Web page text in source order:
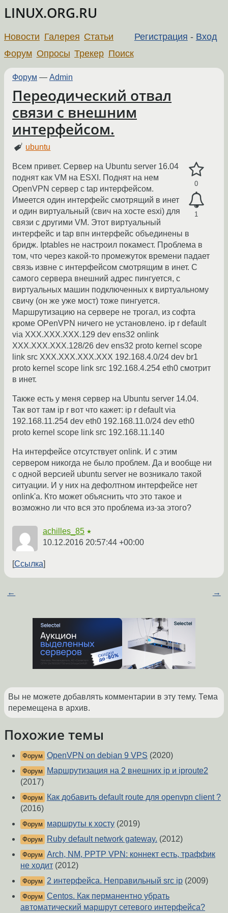
LINUX.ORG.RU
Регистрация - Вход
Новости Галерея Статьи
Форум Опросы Трекер Поиск
Форум — Admin
Переодический отвал
связи с внешним
интерфейсом.
ubuntu
0
1
Всем привет. Сервер на Ubuntu server 16.04
поднят как VM на ESXI. Поднят на нем
OpenVPN сервер с tap интерфейсом.
Имеется один интерфейс смотрящий в инет
и один виртуальный (свич на хосте esxi) для
связи с другими VM. Этот виртуальный
интерфейс и tap впн интерфейс объединены в
бридж. Iptables не настроил покамест. Проблема в
том, что через какой-то промежуток времени падает
связь извне с интерфейсом смотрящим в инет. С
самого сервера внешний адрес пингуется, с
виртуальных машин подключенных к виртуальному
свичу (он же уже мост) тоже пингуется.
Маршрутизацию на сервере не трогал, из софта
кроме OPenVPN ничего не установлено. ip r default
via XXX.XXX.XXX.129 dev ens32 onlink
XXX.XXX.XXX.128/26 dev ens32 proto kernel scope
link src XXX.XXX.XXX.XXX 192.168.4.0/24 dev br1
proto kernel scope link src 192.168.4.254 eth0 смотрит
в инет.
Также есть у меня сервер на Ubuntu server 14.04.
Так вот там ip r вот что кажет: ip r default via
192.168.11.254 dev eth0 192.168.11.0/24 dev eth0
proto kernel scope link src 192.168.11.140
На интерфейсе отсутствует onlink. И с этим
сервером никогда не было проблем. Да и вообще ни
с одной версией ubuntu server не возникало такой
ситуации. И у них на дефолтном интерфейсе нет
onlink'а. Кто может объяснить что это такое и
возможно ли что вся это проблема из-за этого?
achilles_85 ★
10.12.2016 20:57:44 +00:00
Ссылка
← →
Вы не можете добавлять комментарии в эту тему. Тема
перемещена в архив.
Похожие темы
Форум OpenVPN on debian 9 VPS (2020)
Форум
Маршрутизация на 2 внешних ip и iproute2
(2017)
Форум
Как добавить default route для openvpn client ?
(2016)
Форум маршруты к хосту (2019)
Форум Ruby default network gateway. (2012)
Форум Arch, NM, PPTP VPN: коннект есть, траффик
не ходит (2012)
Форум 2 интерфейса. Неправильный src ip (2009)
Форум Centos. Как перманентно убрать
автоматический маршрут сетевого интерфейса?